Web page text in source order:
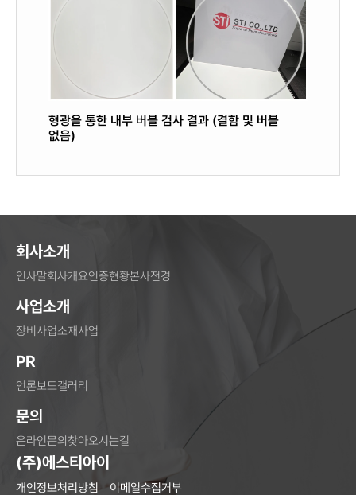
형광을 통한 내부 버블 검사 결과 (결함 및 버블
없음)
회사소개
인사말회사개요인증현황본사전경
사업소개
장비사업소재사업
PR
언론보도갤러리
문의
온라인문의찾아오시는길
(주)에스티아이
개인정보처리방침 이메일수집거부